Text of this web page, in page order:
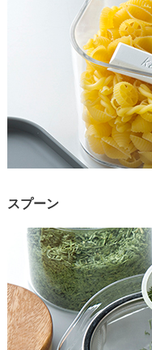
スプーン